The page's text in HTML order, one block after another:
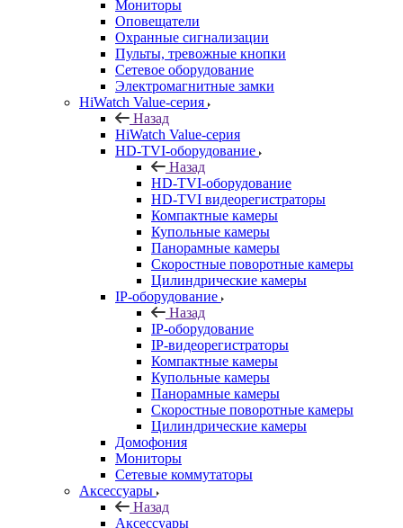
Мониторы
Оповещатели
Охранные сигнализации
Пульты, тревожные кнопки
Сетевое оборудование
Электромагнитные замки
HiWatch Value-серия
Назад
HiWatch Value-серия
HD-TVI-оборудование
Назад
HD-TVI-оборудование
HD-TVI видеорегистраторы
Компактные камеры
Купольные камеры
Панорамные камеры
Скоростные поворотные камеры
Цилиндрические камеры
IP-оборудование
Назад
IP-оборудование
IP-видеорегистраторы
Компактные камеры
Купольные камеры
Панорамные камеры
Скоростные поворотные камеры
Цилиндрические камеры
Домофония
Мониторы
Сетевые коммутаторы
Аксессуары
Назад
Аксессуары